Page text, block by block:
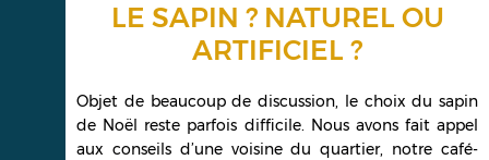
LE SAPIN ? NATUREL OU
ARTIFICIEL ?
Objet de beaucoup de discussion, le choix du sapin
de Noël reste parfois difficile. Nous avons fait appel
aux conseils d’une voisine du quartier, notre café-